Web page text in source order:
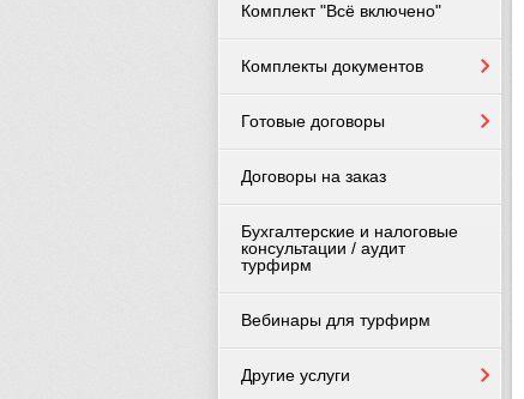
Комплект "Всё включено"
Комплекты документов
Готовые договоры
Договоры на заказ
Бухгалтерские и налоговые
консультации / аудит
турфирм
Вебинары для турфирм
Другие услуги